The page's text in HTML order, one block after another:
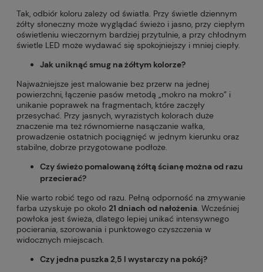
Tak, odbiór koloru zależy od światła. Przy świetle dziennym
żółty słoneczny może wyglądać świeżo i jasno, przy ciepłym
oświetleniu wieczornym bardziej przytulnie, a przy chłodnym
świetle LED może wydawać się spokojniejszy i mniej ciepły.
Jak uniknąć smug na żółtym kolorze?
Najważniejsze jest malowanie bez przerw na jednej
powierzchni, łączenie pasów metodą „mokro na mokro” i
unikanie poprawek na fragmentach, które zaczęły
przesychać. Przy jasnych, wyrazistych kolorach duże
znaczenie ma też równomierne nasączanie wałka,
prowadzenie ostatnich pociągnięć w jednym kierunku oraz
stabilne, dobrze przygotowane podłoże.
Czy świeżo pomalowaną żółtą ścianę można od razu
przecierać?
Nie warto robić tego od razu. Pełną odporność na zmywanie
farba uzyskuje po około 21 dniach od nałożenia. Wcześniej
powłoka jest świeża, dlatego lepiej unikać intensywnego
pocierania, szorowania i punktowego czyszczenia w
widocznych miejscach.
Czy jedna puszka 2,5 l wystarczy na pokój?